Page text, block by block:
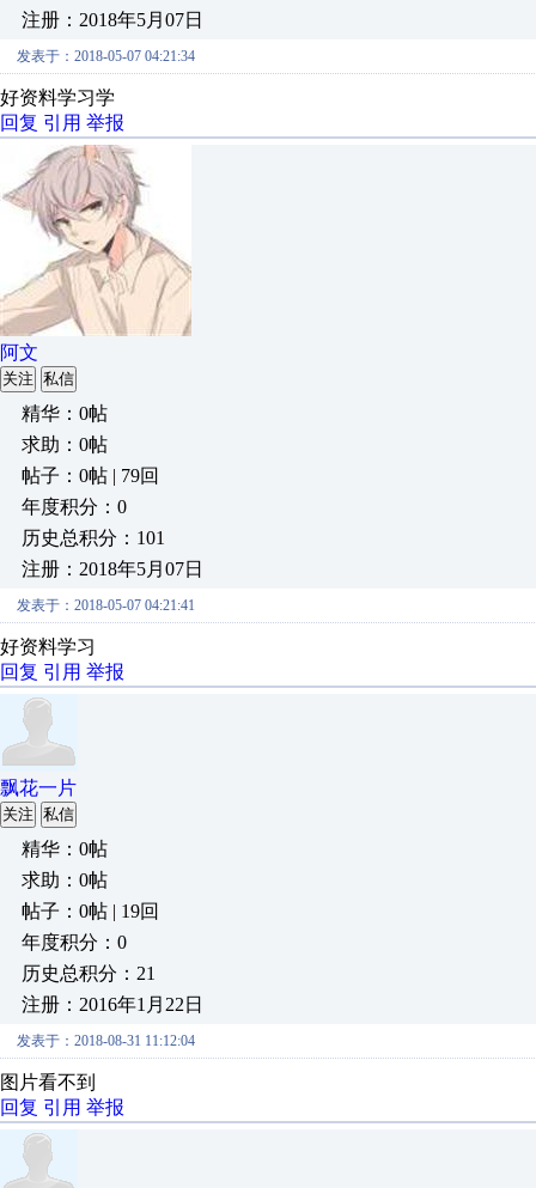
注册：2018年5月07日
发表于：2018-05-07 04:21:34
好资料学习学
回复 引用 举报
阿文
关注 私信
精华：0帖
求助：0帖
帖子：0帖 | 79回
年度积分：0
历史总积分：101
注册：2018年5月07日
发表于：2018-05-07 04:21:41
好资料学习
回复 引用 举报
飘花一片
关注 私信
精华：0帖
求助：0帖
帖子：0帖 | 19回
年度积分：0
历史总积分：21
注册：2016年1月22日
发表于：2018-08-31 11:12:04
图片看不到
回复 引用 举报